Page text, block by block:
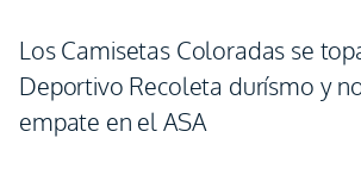
Los Camisetas Coloradas se
Deportivo Recoleta durísmo y
empate en el ASA